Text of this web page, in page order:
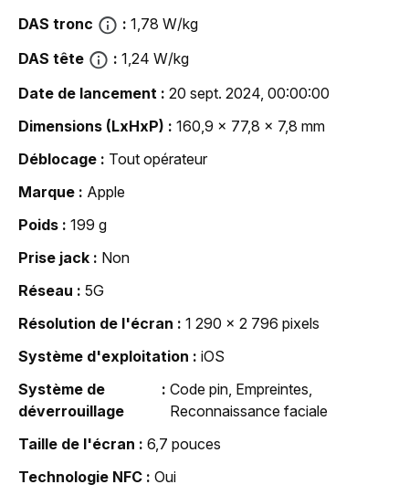
DAS tronc
1,78 W/kg
DAS tête
1,24 W/kg
Date de lancement
20 sept. 2024, 00:00:00
Dimensions (LxHxP)
160,9 x 77,8 x 7,8 mm
Déblocage
Tout opérateur
Marque
Apple
Poids
199 g
Prise jack
Non
Réseau
5G
Résolution de l'écran
1 290 x 2 796 pixels
Système d'exploitation
iOS
Système de
déverrouillage
Code pin, Empreintes,
Reconnaissance faciale
Taille de l'écran
6,7 pouces
Technologie NFC
Oui